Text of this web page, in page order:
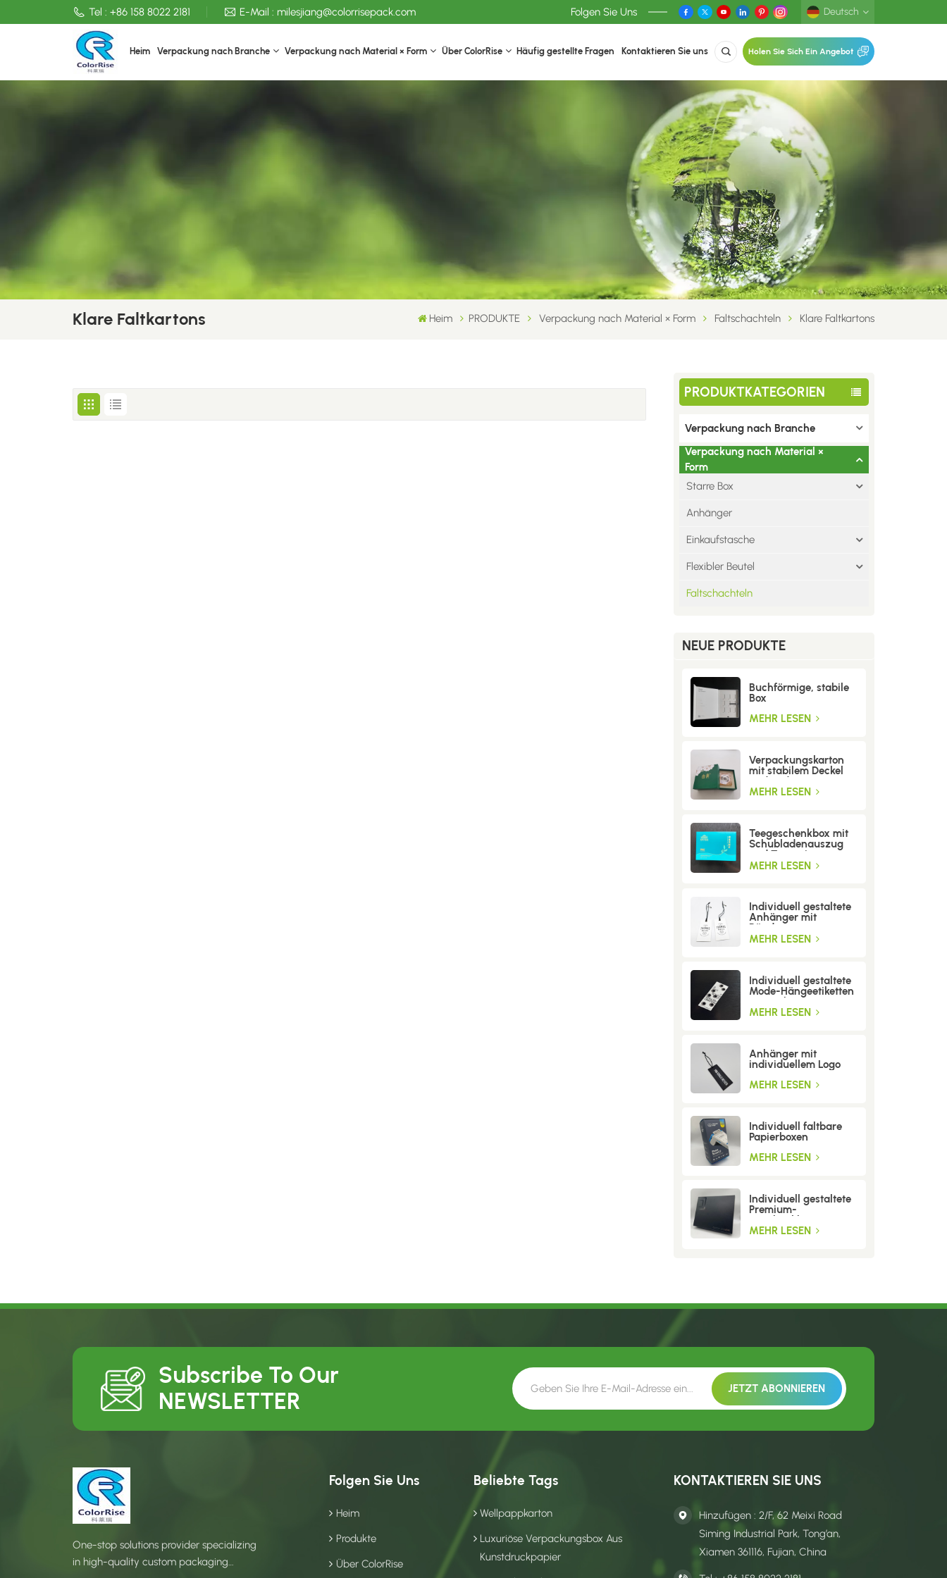
Tel : +86 158 8022 2181 E-Mail : milesjiang@colorrisepack.com Folgen Sie Uns Deutsch
Deutsch
Heim Verpackung nach Branche Verpackung nach Material × Form Über ColorRise Häufig gestellte Fragen Kontaktieren Sie uns Holen Sie Sich Ein Angebot
Klare Faltkartons Heim PRODUKTE Verpackung nach Material × Form Faltschachteln Klare Faltkartons
PRODUKTKATEGORIEN
Verpackung nach Branche
Verpackung nach Material ×
Form
Starre Box
Anhänger
Einkaufstasche
Flexibler Beutel
Faltschachteln
NEUE PRODUKTE
Buchförmige, stabile
Box
MEHR LESEN
Verpackungskarton
mit stabilem Deckel
und Boden
MEHR LESEN
Teegeschenkbox mit
Schubladenauszug
und Trenneinsatz
MEHR LESEN
Individuell gestaltete
Anhänger mit
Bändern
MEHR LESEN
Individuell gestaltete
Mode-Hängeetiketten
mit Löchern
MEHR LESEN
Anhänger mit
individuellem Logo
MEHR LESEN
Individuell faltbare
Papierboxen
MEHR LESEN
Individuell gestaltete
Premium-
Geschenkboxen aus
Wellpappe
MEHR LESEN
Subscribe To Our
NEWSLETTER
One-stop solutions provider specializing
in high-quality custom packaging
Folgen Sie Uns
Heim
Produkte
Über ColorRise
Beliebte Tags
Wellpappkarton
Luxuriöse Verpackungsbox Aus
Kunstdruckpapier
KONTAKTIEREN SIE UNS
Hinzufügen : 2/F, 62 Meixi Road
Siming Industrial Park, Tong’an,
Xiamen 361116, Fujian, China